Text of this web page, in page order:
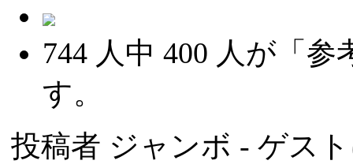
744 人中 400 人が「参
す。
投稿者 ジャンボ - ゲス